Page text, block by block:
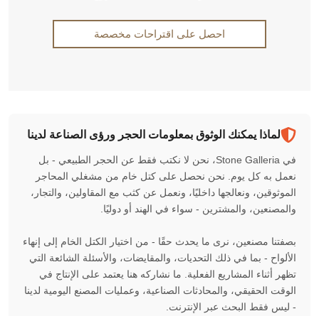
احصل على اقتراحات مخصصة
لماذا يمكنك الوثوق بمعلومات الحجر ورؤى الصناعة لدينا
في Stone Galleria، نحن لا نكتب فقط عن الحجر الطبيعي - بل
نعمل به كل يوم. نحن نحصل على كتل خام من مشغلي المحاجر
الموثوقين، ونعالجها داخليًا، ونعمل عن كثب مع المقاولين، والتجار،
والمصنعين، والمشترين - سواء في الهند أو دوليًا.
بصفتنا مصنعين، نرى ما يحدث حقًا - من اختيار الكتل الخام إلى إنهاء
الألواح - بما في ذلك التحديات، والمقايضات، والأسئلة الشائعة التي
تظهر أثناء المشاريع الفعلية. ما نشاركه هنا يعتمد على الإنتاج في
الوقت الحقيقي، والمحادثات الصناعية، وعمليات المصنع اليومية لدينا
- ليس فقط البحث عبر الإنترنت.